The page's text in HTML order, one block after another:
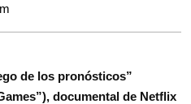
de los pronósticos”
documental de Netflix